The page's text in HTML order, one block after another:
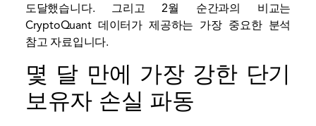
도달했습니다. 그리고 2월 순간과의 비교는
CryptoQuant 데이터가 제공하는 가장 중요한 분석
참고 자료입니다.
몇 달 만에 가장 강한 단기
보유자 손실 파동